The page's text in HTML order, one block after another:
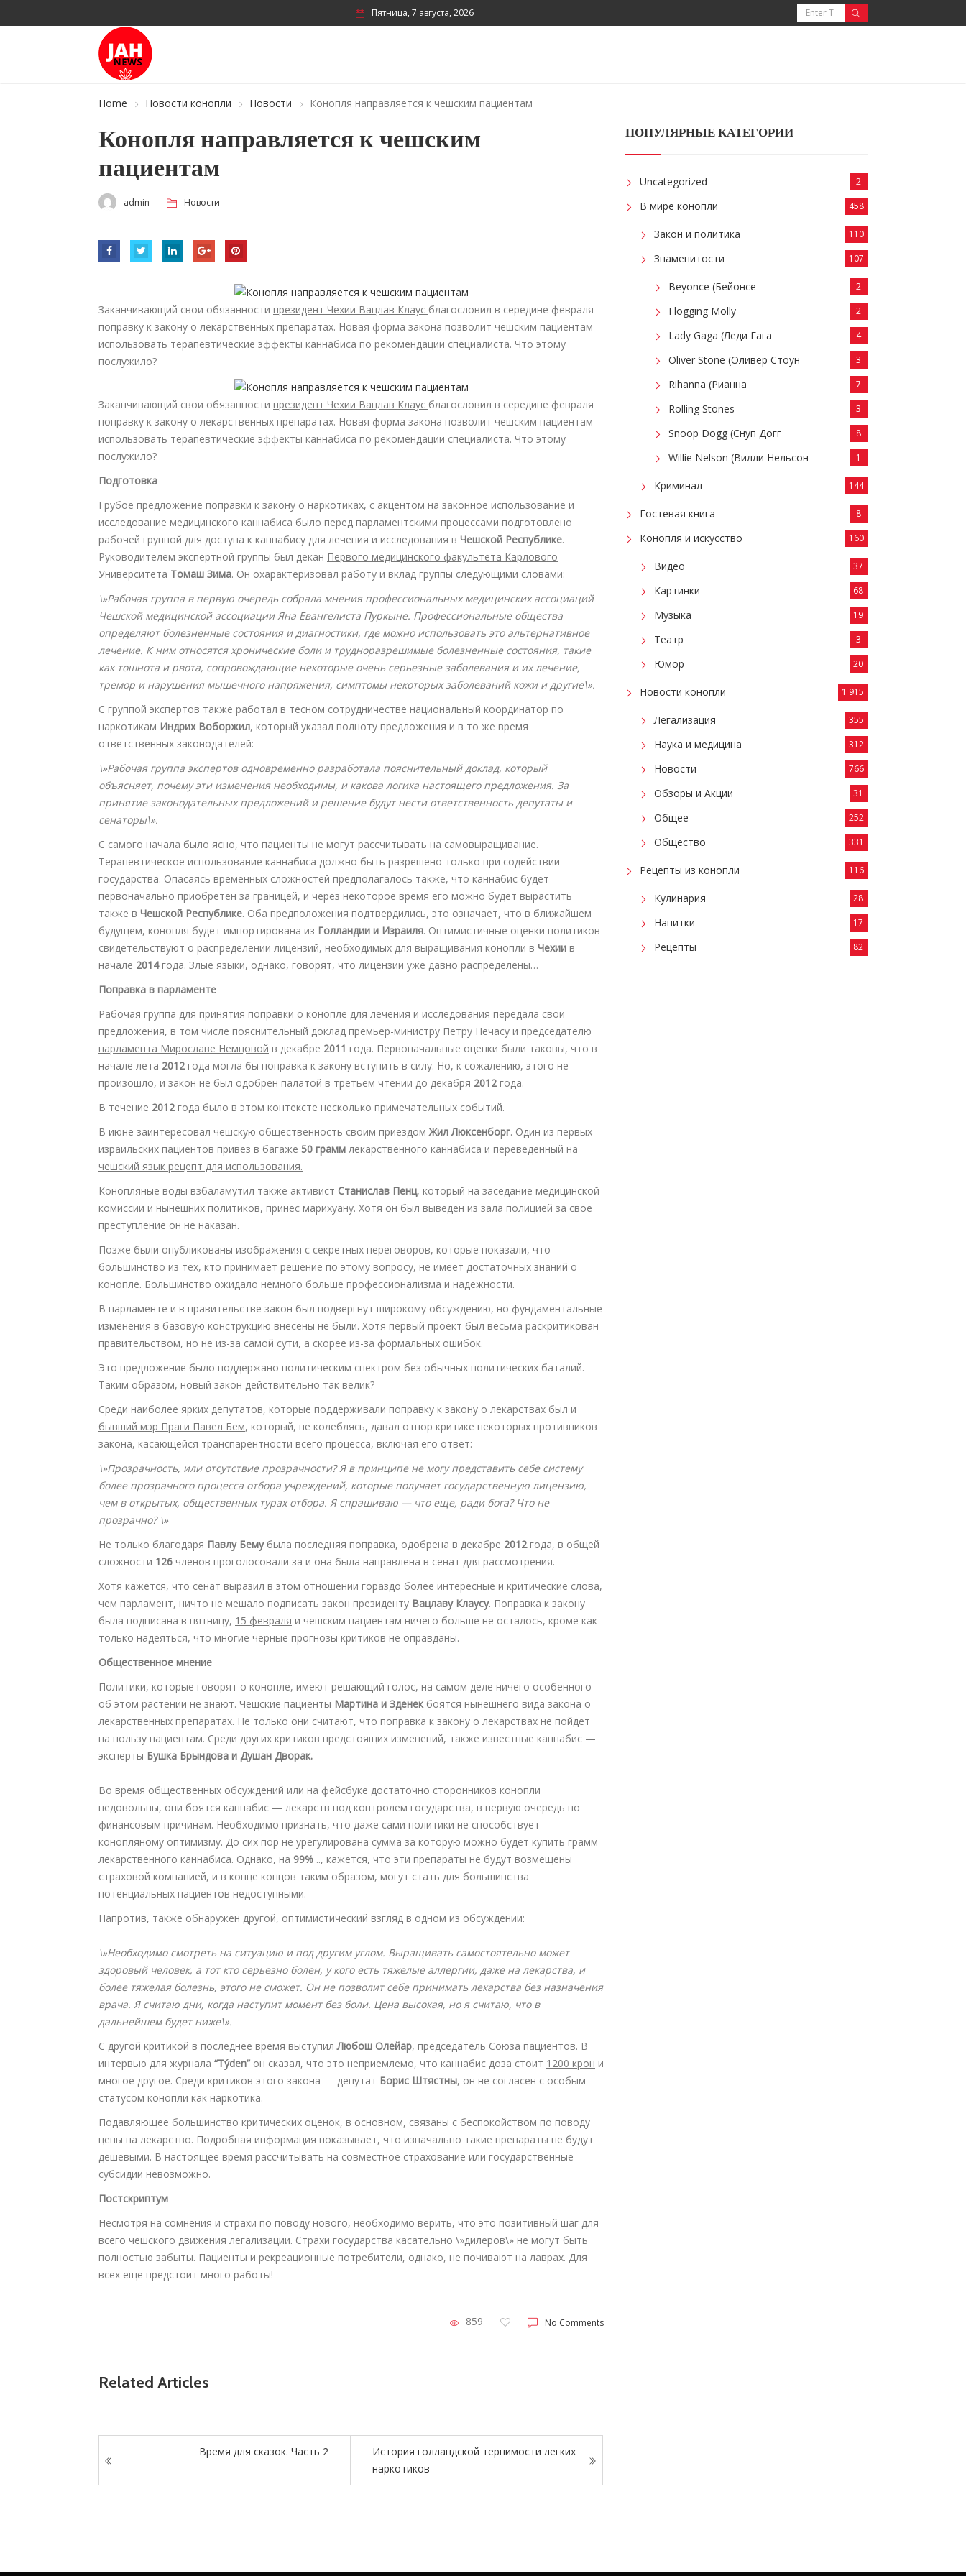
Пятница, 7 августа, 2026
Home Новости конопли Новости Конопля направляется к чешским пациентам
Конопля направляется к чешским
пациентам
admin Новости
Заканчивающий свои обязанности президент Чехии Вацлав Клаус благословил в середине февраля
поправку к закону о лекарственных препаратах. Новая форма закона позволит чешским пациентам
использовать терапевтические эффекты каннабиса по рекомендации специалиста. Что этому
послужило?
Заканчивающий свои обязанности президент Чехии Вацлав Клаус благословил в середине февраля
поправку к закону о лекарственных препаратах. Новая форма закона позволит чешским пациентам
использовать терапевтические эффекты каннабиса по рекомендации специалиста. Что этому
послужило?
Подготовка
Грубое предложение поправки к закону о наркотиках, с акцентом на законное использование и
исследование медицинского каннабиса было перед парламентскими процессами подготовлено
рабочей группой для доступа к каннабису для лечения и исследования в Чешской Республике.
Руководителем экспертной группы был декан Первого медицинского факультета Карлового
Университета Томаш Зима. Он охарактеризовал работу и вклад группы следующими словами:
\»Рабочая группа в первую очередь собрала мнения профессиональных медицинских ассоциаций
Чешской медицинской ассоциации Яна Евангелиста Пуркыне. Профессиональные общества
определяют болезненные состояния и диагностики, где можно использовать это альтернативное
лечение. К ним относятся хронические боли и трудноразрешимые болезненные состояния, такие
как тошнота и рвота, сопровождающие некоторые очень серьезные заболевания и их лечение,
тремор и нарушения мышечного напряжения, симптомы некоторых заболеваний кожи и другие\».
С группой экспертов также работал в тесном сотрудничестве национальный координатор по
наркотикам Индрих Воборжил, который указал полноту предложения и в то же время
ответственных законодателей:
\»Рабочая группа экспертов одновременно разработала пояснительный доклад, который
объясняет, почему эти изменения необходимы, и какова логика настоящего предложения. За
принятие законодательных предложений и решение будут нести ответственность депутаты и
сенаторы\».
С самого начала было ясно, что пациенты не могут рассчитывать на самовыращивание.
Терапевтическое использование каннабиса должно быть разрешено только при содействии
государства. Опасаясь временных сложностей предполагалось также, что каннабис будет
первоначально приобретен за границей, и через некоторое время его можно будет вырастить
также в Чешской Республике. Оба предположения подтвердились, это означает, что в ближайшем
будущем, конопля будет импортирована из Голландии и Израиля. Оптимистичные оценки политиков
свидетельствуют о распределении лицензий, необходимых для выращивания конопли в Чехии в
начале 2014года. Злые языки, однако, говорят, что лицензии уже давно распределены…
Поправка в парламенте
Рабочая группа для принятия поправки о конопле для лечения и исследования передала свои
предложения, в том числе пояснительный доклад премьер-министру Петру Нечасу и председателю
парламента Мирославе Немцовой в декабре 2011 года. Первоначальные оценки были таковы, что в
начале лета 2012года могла бы поправка к закону вступить в силу. Но, к сожалению, этого не
произошло, и закон не был одобрен палатой в третьем чтении до декабря 2012года.
В течение 2012года было в этом контексте несколько примечательных событий.
В июне заинтересовал чешскую общественность своим приездомЖил Люксенборг. Один из первых
израильских пациентов привез в багаже 50 грамм лекарственного каннабиса и переведенный на
чешский язык рецепт для использования.
Конопляные воды взбаламутил также активист Станислав Пенц, который на заседание медицинской
комиссии и нынешних политиков, принес марихуану. Хотя он был выведен из зала полицией за свое
преступление он не наказан.
Позже были опубликованы изображения с секретных переговоров, которые показали, что
большинство из тех, кто принимает решение по этому вопросу, не имеет достаточных знаний о
конопле. Большинство ожидало немного больше профессионализма и надежности.
В парламенте и в правительстве закон был подвергнут широкому обсуждению, но фундаментальные
изменения в базовую конструкцию внесены не были. Хотя первый проект был весьма раскритикован
правительством, но не из-за самой сути, а скорее из-за формальных ошибок.
Это предложение было поддержано политическим спектром без обычных политических баталий.
Таким образом, новый закон действительно так велик?
Среди наиболее ярких депутатов, которые поддерживали поправку к закону о лекарствах был и
бывший мэр Праги Павел Бем, который, не колеблясь, давал отпор критике некоторых противников
закона, касающейся транспарентности всего процесса, включая его ответ:
\»Прозрачность, или отсутствие прозрачности? Я в принципе не могу представить себе систему
более прозрачного процесса отбора учреждений, которые получает государственную лицензию,
чем в открытых, общественных турах отбора. Я спрашиваю — что еще, ради бога? Что не
прозрачно? \»
Не только благодаря Павлу Бему была последняя поправка, одобрена в декабре 2012года, в общей
сложности 126 членов проголосовали за и она была направлена в сенат для рассмотрения.
Хотя кажется, что сенат выразил в этом отношении гораздо более интересные и критические слова,
чем парламент, ничто не мешало подписать закон президенту Вацлаву Клаусу. Поправка к закону
была подписана в пятницу, 15 февраля и чешским пациентам ничего больше не осталось, кроме как
только надеяться, что многие черные прогнозы критиков не оправданы.
Общественное мнение
Политики, которые говорят о конопле, имеют решающий голос, на самом деле ничего особенного
об этом растении не знают. Чешские пациенты Мартина и Зденек боятся нынешнего вида закона о
лекарственных препаратах. Не только они считают, что поправка к закону о лекарствах не пойдет
на пользу пациентам. Среди других критиков предстоящих изменений, также известные каннабис —
эксперты Бушка Брындова и Душан Дворак.
Во время общественных обсуждений или на фейсбуке достаточно сторонников конопли
недовольны, они боятся каннабис — лекарств под контролем государства, в первую очередь по
финансовым причинам. Необходимо признать, что даже сами политики не способствует
конопляному оптимизму. До сих пор не урегулирована сумма за которую можно будет купить грамм
лекарственного каннабиса. Однако, на 99% .., кажется, что эти препараты не будут возмещены
страховой компанией, и в конце концов таким образом, могут стать для большинства
потенциальных пациентов недоступными.
Напротив, также обнаружен другой, оптимистический взгляд в одном из обсуждении:
\»Необходимо смотреть на ситуацию и под другим углом. Выращивать самостоятельно может
здоровый человек, а тот кто серьезно болен, у кого есть тяжелые аллергии, даже на лекарства, и
более тяжелая болезнь, этого не сможет. Он не позволит себе принимать лекарства без назначения
врача. Я считаю дни, когда наступит момент без боли. Цена высокая, но я считаю, что в
дальнейшем будет ниже\».
С другой критикой в последнее время выступилЛюбош Олейар, председатель Союза пациентов. В
интервью для журнала “Týden” он сказал, что это неприемлемо, что каннабис доза стоит 1200 крон и
многое другое. Среди критиков этого закона — депутат Борис Штястны, он не согласен с особым
статусом конопли как наркотика.
Подавляющее большинство критических оценок, в основном, связаны с беспокойством по поводу
цены на лекарство. Подробная информация показывает, что изначально такие препараты не будут
дешевыми. В настоящее время рассчитывать на совместное страхование или государственные
субсидии невозможно.
Постскриптум
Несмотря на сомнения и страхи по поводу нового, необходимо верить, что это позитивный шаг для
всего чешского движения легализации. Страхи государства касательно \»дилеров\» не могут быть
полностью забыты. Пациенты и рекреационные потребители, однако, не почивают на лаврах. Для
всех еще предстоит много работы!
859 No Comments
Related Articles
Время для сказок. Часть 2
История голландской терпимости легких
наркотиков
ПОПУЛЯРНЫЕ КАТЕГОРИИ
Uncategorized 2
В мире конопли 458
Закон и политика 110
Знаменитости 107
Beyonce (Бейонсе 2
Flogging Molly 2
Lady Gaga (Леди Гага 4
Oliver Stone (Оливер Стоун 3
Rihanna (Рианна 7
Rolling Stones 3
Snoop Dogg (Снуп Догг 8
Willie Nelson (Вилли Нельсон 1
Криминал 144
Гостевая книга 8
Конопля и искусство 160
Видео 37
Картинки 68
Музыка 19
Театр 3
Юмор 20
Новости конопли 1 915
Легализация 355
Наука и медицина 312
Новости 766
Обзоры и Акции 31
Общее 252
Общество 331
Рецепты из конопли 116
Кулинария 28
Напитки 17
Рецепты 82